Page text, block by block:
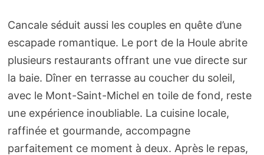
Cancale séduit aussi les couples en quête d’une
escapade romantique. Le port de la Houle abrite
plusieurs restaurants offrant une vue directe sur
la baie. Dîner en terrasse au coucher du soleil,
avec le Mont-Saint-Michel en toile de fond, reste
une expérience inoubliable. La cuisine locale,
raffinée et gourmande, accompagne
parfaitement ce moment à deux. Après le repas,